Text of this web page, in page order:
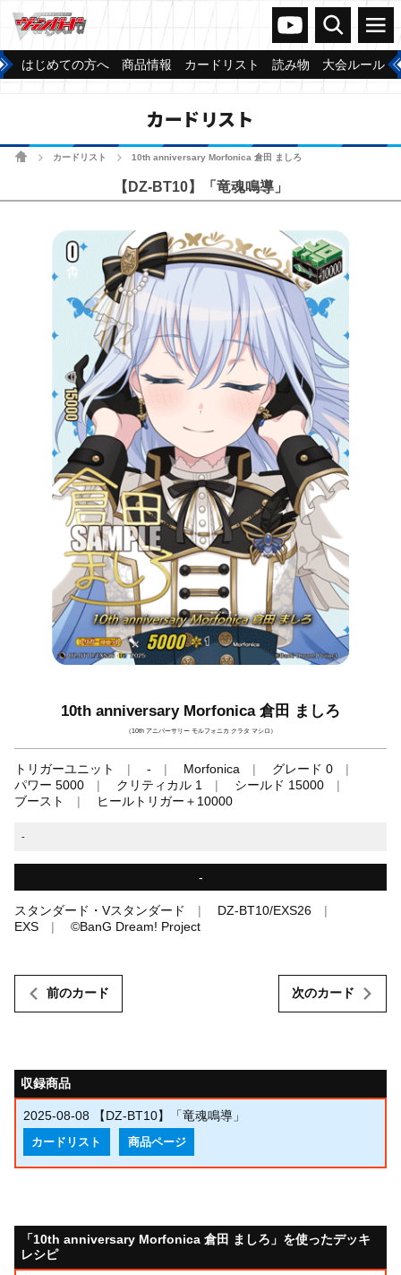
ヴァンガードch
検索 メニュー
はじめての方へ 商品情報 カードリスト 読み物 大会ルール
カードリスト
ホームカードリスト 10th anniversary Morfonica 倉田 ましろ
【DZ-BT10】「竜魂鳴導」
10th anniversary Morfonica 倉田 ましろ
（10th アニバーサリー モルフォニカ クラタ マシロ）
トリガーユニット - Morfonica
グレード 0
パワー 5000
クリティカル 1
シールド 15000
ブースト
ヒールトリガー＋10000
-
-
スタンダード・Vスタンダード
DZ-BT10/EXS26
EXS
©BanG Dream! Project
前のカード 次のカード
収録商品
2025-08-08 【DZ-BT10】「竜魂鳴導」
カードリスト 商品ページ
「10th anniversary Morfonica 倉田 ましろ」を使ったデッキ
レシピ